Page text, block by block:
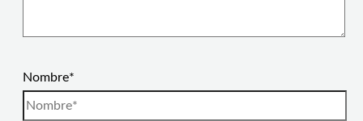
Nombre*